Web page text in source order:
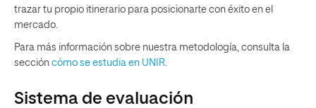
trazar tu propio itinerario para posicionarte con éxito en el
mercado.
Para más información sobre nuestra metodología, consulta la
sección cómo se estudia en UNIR.
Sistema de evaluación